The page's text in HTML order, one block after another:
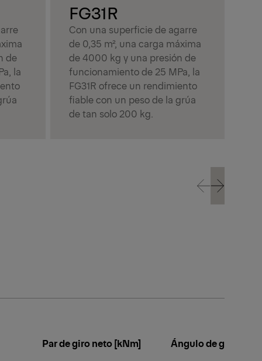
de
la
FG31R
Con una superficie de agarre
de 0,35 m², una carga máxima
de 4000 kg y una presión de
funcionamiento de 25 MPa, la
FG31R ofrece un rendimiento
fiable con un peso de la grúa
de tan solo 200 kg.
PrevNext
Par de giro neto [kNm] Ángulo de giro [°]